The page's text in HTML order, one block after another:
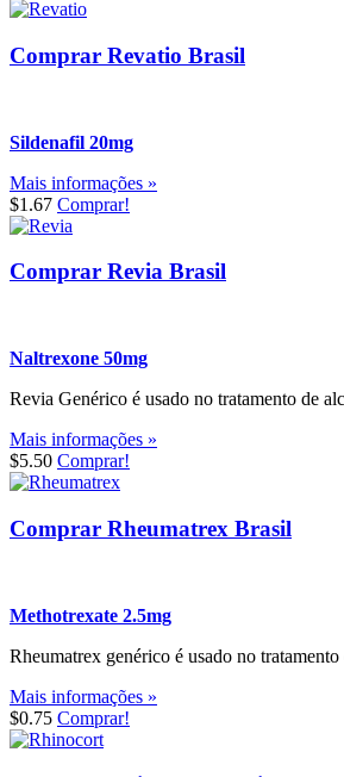
Comprar Revatio Brasil
Sildenafil 20mg
Mais informações »
$1.67 Comprar!
Comprar Revia Brasil
Naltrexone 50mg
Revia Genérico é usado no tratamento de
Mais informações »
$5.50 Comprar!
Comprar Rheumatrex Brasil
Methotrexate 2.5mg
Rheumatrex genérico é usado no
Mais informações »
$0.75 Comprar!